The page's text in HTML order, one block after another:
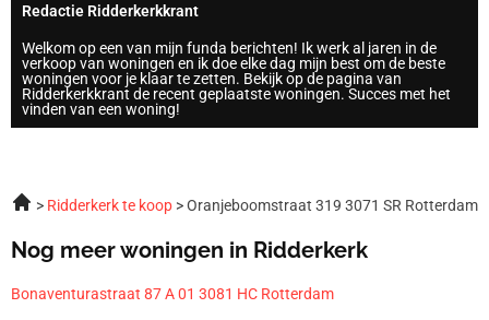
Redactie Ridderkerkkrant
Welkom op een van mijn funda berichten! Ik werk al jaren in de
verkoop van woningen en ik doe elke dag mijn best om de beste
woningen voor je klaar te zetten. Bekijk op de pagina van
Ridderkerkkrant de recent geplaatste woningen. Succes met het
vinden van een woning!
Ridderkerk te koop Oranjeboomstraat 319 3071 SR Rotterdam
Nog meer woningen in Ridderkerk
Bonaventurastraat 87 A 01 3081 HC Rotterdam